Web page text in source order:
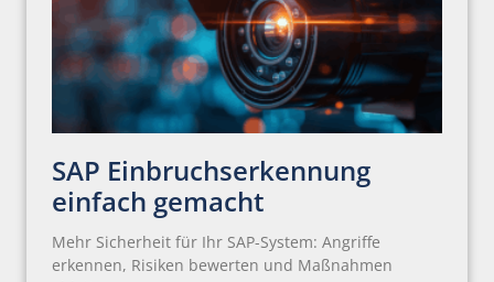
SAP Einbruchserkennung
einfach gemacht
Mehr Sicherheit für Ihr SAP-System: Angriffe
erkennen, Risiken bewerten und Maßnahmen